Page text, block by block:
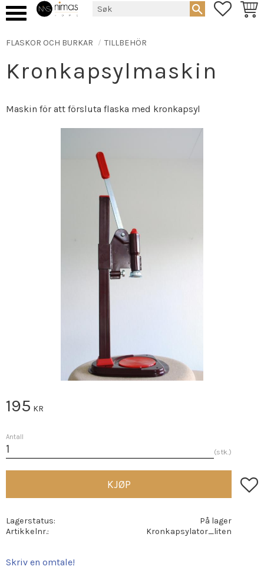
FLASKOR OCH BURKAR TILLBEHÖR
Kronkapsylmaskin
Maskin för att försluta flaska med kronkapsyl
195 KR
Antall
stk.
KJØP
Lagerstatus
På lager
Artikkelnr.
Kronkapsylator_liten
Skriv en omtale!